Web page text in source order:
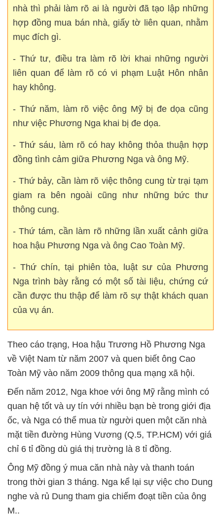
nhà thì phải làm rõ ai là người đã tạo lập những
hợp đồng mua bán nhà, giấy tờ liên quan, nhằm
mục đích gì.
- Thứ tư, điều tra làm rõ lời khai những người
liên quan để làm rõ có vi phạm Luật Hôn nhân
hay không.
- Thứ năm, làm rõ việc ông Mỹ bị đe dọa cũng
như việc Phương Nga khai bị đe dọa.
- Thứ sáu, làm rõ có hay không thỏa thuận hợp
đồng tình cảm giữa Phương Nga và ông Mỹ.
- Thứ bảy, cần làm rõ việc thông cung từ trại tạm
giam ra bên ngoài cũng như những bức thư
thông cung.
- Thứ tám, cần làm rõ những lần xuất cảnh giữa
hoa hậu Phương Nga và ông Cao Toàn Mỹ.
- Thứ chín, tại phiên tòa, luật sư của Phương
Nga trình bày rằng có một số tài liệu, chứng cứ
cần được thu thập để làm rõ sự thật khách quan
của vụ án.
Theo cáo trạng, Hoa hậu Trương Hồ Phương Nga
về Việt Nam từ năm 2007 và quen biết ông Cao
Toàn Mỹ vào năm 2009 thông qua mạng xã hội.
Đến năm 2012, Nga khoe với ông Mỹ rằng mình có
quan hệ tốt và uy tín với nhiều bạn bè trong giới địa
ốc, và Nga có thể mua từ người quen một căn nhà
mặt tiền đường Hùng Vương (Q.5, TP.HCM) với giá
chỉ 6 tỉ đồng dù giá thị trường là 8 tỉ đồng.
Ông Mỹ đồng ý mua căn nhà này và thanh toán
trong thời gian 3 tháng. Nga kể lại sự việc cho Dung
nghe và rủ Dung tham gia chiếm đoạt tiền của ông
M..